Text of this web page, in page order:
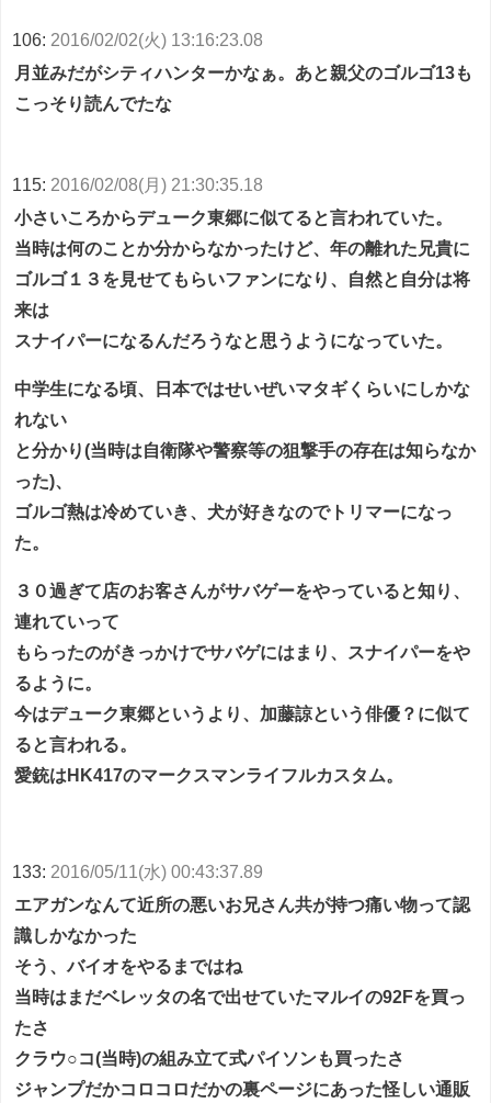
106: 2016/02/02(火) 13:16:23.08
月並みだがシティハンターかなぁ。あと親父のゴルゴ13も
こっそり読んでたな
115: 2016/02/08(月) 21:30:35.18
小さいころからデューク東郷に似てると言われていた。
当時は何のことか分からなかったけど、年の離れた兄貴に
ゴルゴ１３を見せてもらいファンになり、自然と自分は将
来は
スナイパーになるんだろうなと思うようになっていた。
中学生になる頃、日本ではせいぜいマタギくらいにしかな
れない
と分かり(当時は自衛隊や警察等の狙撃手の存在は知らなか
った)、
ゴルゴ熱は冷めていき、犬が好きなのでトリマーになっ
た。
３０過ぎて店のお客さんがサバゲーをやっていると知り、
連れていって
もらったのがきっかけでサバゲにはまり、スナイパーをや
るように。
今はデューク東郷というより、加藤諒という俳優？に似て
ると言われる。
愛銃はHK417のマークスマンライフルカスタム。
133: 2016/05/11(水) 00:43:37.89
エアガンなんて近所の悪いお兄さん共が持つ痛い物って認
識しかなかった
そう、バイオをやるまではね
当時はまだベレッタの名で出せていたマルイの92Fを買っ
たさ
クラウ○コ(当時)の組み立て式パイソンも買ったさ
ジャンプだかコロコロだかの裏ページにあった怪しい通販